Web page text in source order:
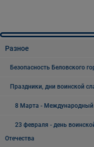
Разное
Безопасность Беловского
Праздники, дни воинской
8 Марта - Международный
23 февраля - день
Отечества